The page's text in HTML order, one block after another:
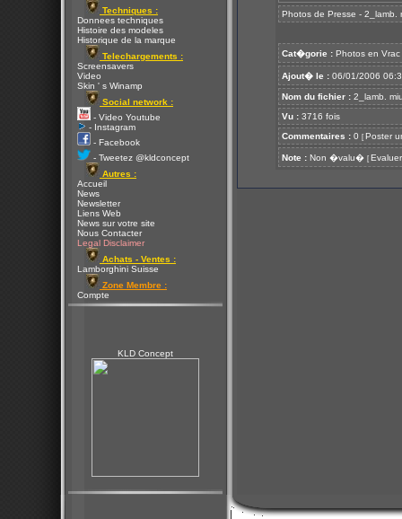
Techniques :
Donnees techniques
Histoire des modeles
Historique de la marque
Telechargements :
Screensavers
Video
Skin ' s Winamp
Social network :
- Video Youtube
- Instagram
- Facebook
- Tweetez @kldconcept
Autres :
Accueil
News
Newsletter
Liens Web
News sur votre site
Nous Contacter
Legal Disclaimer
Achats - Ventes :
Lamborghini Suisse
Zone Membre :
Compte
KLD Concept
Photos de Presse - 2_lamb.
Cat�gorie : Photos en Vrac
Ajout� le : 06/01/2006
Nom du fichier : 2_lamb.
Vu : 3716 fois
Commentaires : 0 [ Poster
Note : Non �valu� [ Evaluer